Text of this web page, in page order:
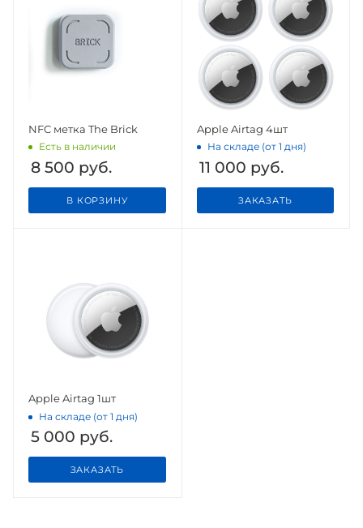
NFC метка The Brick
Есть в наличии
8 500 руб.
В КОРЗИНУ
Apple Airtag 4шт
На складе (от 1 дня)
11 000 руб.
ЗАКАЗАТЬ
Apple Airtag 1шт
На складе (от 1 дня)
5 000 руб.
ЗАКАЗАТЬ